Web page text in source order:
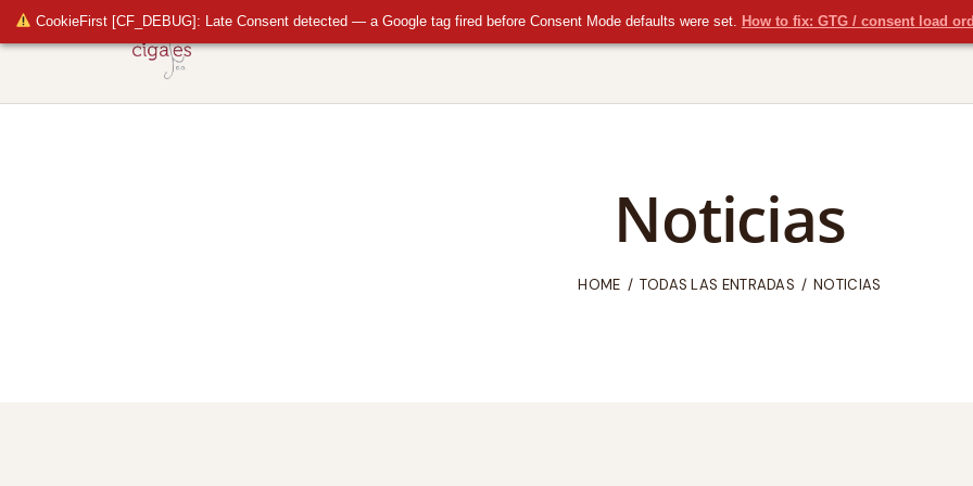
CookieFirst [CF_DEBUG]: Late Consent detected — a Google tag fired before Consent Mode defaults were set. How to fix: GTG / consent load
Noticias
HOME TODAS LAS ENTRADAS NOTICIAS